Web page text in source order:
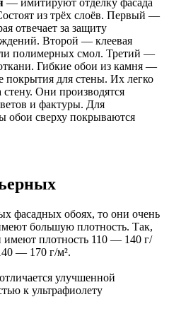
— имитируют отделку фасада
из трёх слоёв. Первый —
отвечает за защиту
Второй — клеевая
полимерных смол. Третий —
Гибкие обои из камня —
покрытия для стены. Их легко
Они производятся
и фактуры. Для
обои сверху покрываются
фасадных обоях, то они очень
большую плотность. Так,
плотность 110 — 140 г/
— 170 г/м².
улучшенной
к ультрафиолету